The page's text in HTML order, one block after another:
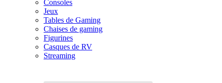
Consoles
Jeux
Tables de Gaming
Chaises de gaming
Figurines
Casques de RV
Streaming